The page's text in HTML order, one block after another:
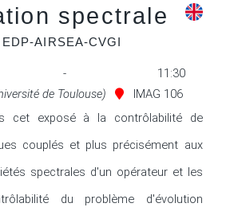
spectrale
AIRSEA-CVGI
- 11:30
de Toulouse)
IMAG 106
cet exposé à la contrôlabilité de
couplés et plus précisément aux
spectrales d'un opérateur et les
du problème d'évolution